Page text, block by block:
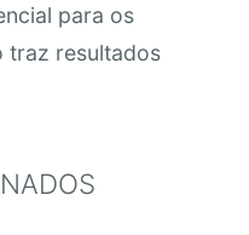
para os
traz resultados